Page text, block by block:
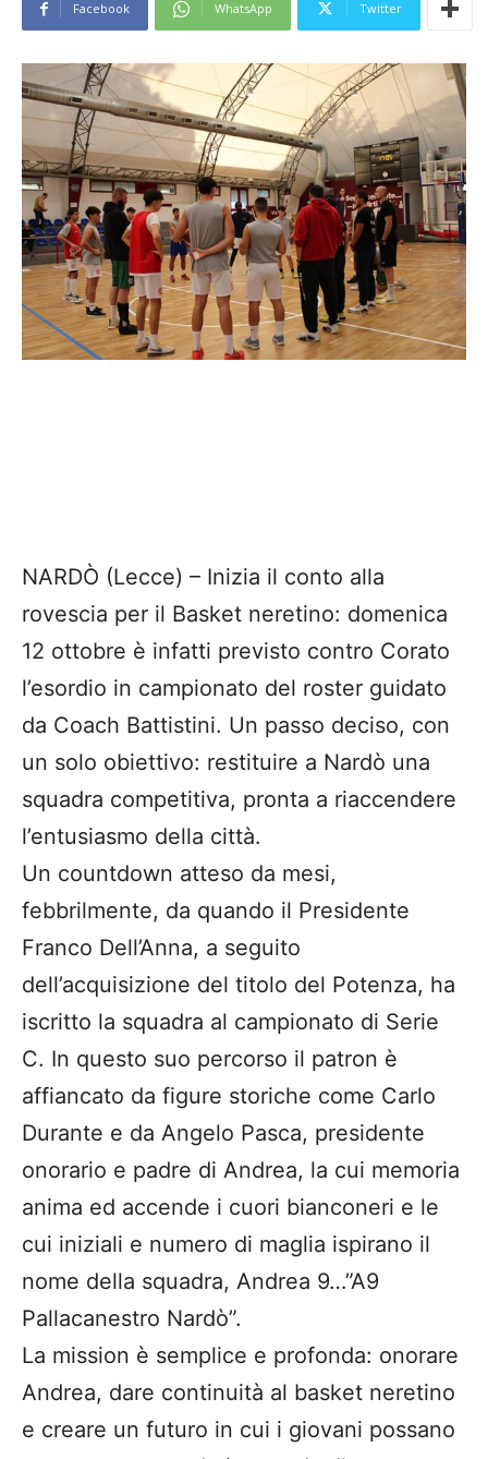
Facebook WhatsApp Twitter
NARDÒ (Lecce) – Inizia il conto alla
rovescia per il Basket neretino: domenica
12 ottobre è infatti previsto contro Corato
l’esordio in campionato del roster guidato
da Coach Battistini. Un passo deciso, con
un solo obiettivo: restituire a Nardò una
squadra competitiva, pronta a riaccendere
l’entusiasmo della città.
Un countdown atteso da mesi,
febbrilmente, da quando il Presidente
Franco Dell’Anna, a seguito
dell’acquisizione del titolo del Potenza, ha
iscritto la squadra al campionato di Serie
C. In questo suo percorso il patron è
affiancato da figure storiche come Carlo
Durante e da Angelo Pasca, presidente
onorario e padre di Andrea, la cui memoria
anima ed accende i cuori bianconeri e le
cui iniziali e numero di maglia ispirano il
nome della squadra, Andrea 9…”A9
Pallacanestro Nardò”.
La mission è semplice e profonda: onorare
Andrea, dare continuità al basket neretino
e creare un futuro in cui i giovani possano